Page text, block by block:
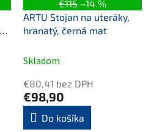
€115 –14 %
ARTU Stojan na uteráky,
hranatý, černá mat
Skladom
€80,41 bez DPH
€98,90
Do košíka